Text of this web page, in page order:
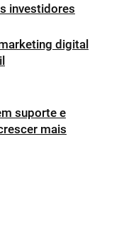
investidores
digital
suporte e
mais